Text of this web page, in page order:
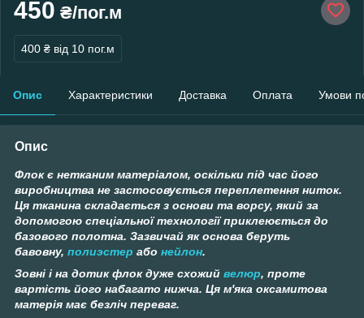
450 ₴/пог.м
400 ₴ від 10 пог.м
Опис Характеристики Доставка Оплата Умови
Опис
Флок є нетканим матеріалом, оскільки під час його
виробництва не застосовується переплетення ниток.
Ця тканина складається з основи та ворсу, який за
допомогою спеціальної технології приклеюється до
базового полотна. Зазвичай як основа беруть
бавовну, полиэстер або нейлон.
Зовні і на дотик флок дуже схожий велюр, проте
вартість його набагато нижча. Ця м'яка оксамитова
матерія має безліч переваг.